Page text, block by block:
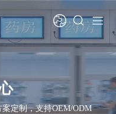
定制，支持OEM/ODM